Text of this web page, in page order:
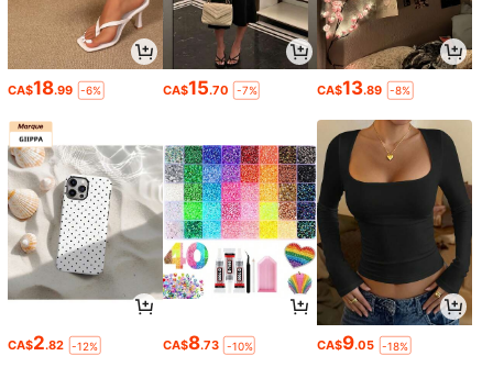
CA$18.99 -6% CA$15.70 -7% CA$13.89 -8%
CA$2.82 -12% CA$8.73 -10% CA$9.05 -18%